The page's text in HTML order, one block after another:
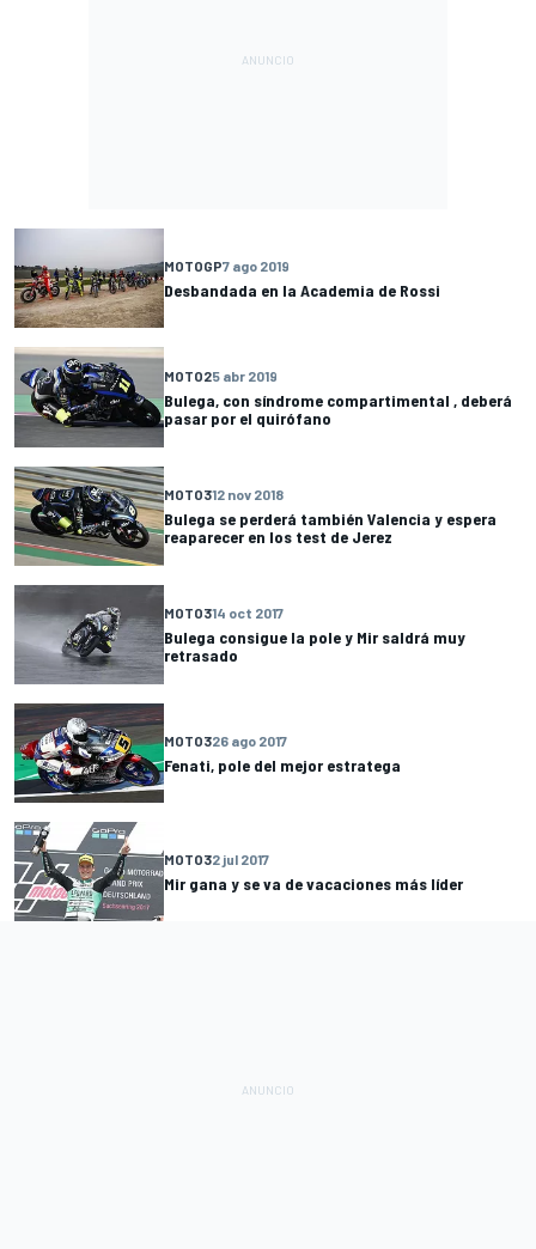
MOTOGP7 ago 2019
Desbandada en la Academia de Rossi
MOTO25 abr 2019
Bulega, con síndrome compartimental , deberá
pasar por el quirófano
MOTO312 nov 2018
Bulega se perderá también Valencia y espera
reaparecer en los test de Jerez
MOTO314 oct 2017
Bulega consigue la pole y Mir saldrá muy
retrasado
MOTO326 ago 2017
Fenati, pole del mejor estratega
MOTO32 jul 2017
Mir gana y se va de vacaciones más líder